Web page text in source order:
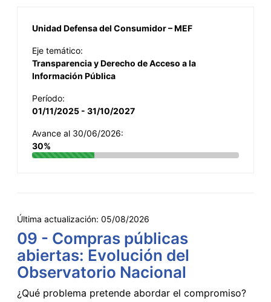
Unidad Defensa del Consumidor – MEF
Eje temático:
Transparencia y Derecho de Acceso a la
Información Pública
Período:
01/11/2025 - 31/10/2027
Avance al 30/06/2026:
30%
Última actualización: 05/08/2026
09 - Compras públicas
abiertas: Evolución del
Observatorio Nacional
¿Qué problema pretende abordar el compromiso?